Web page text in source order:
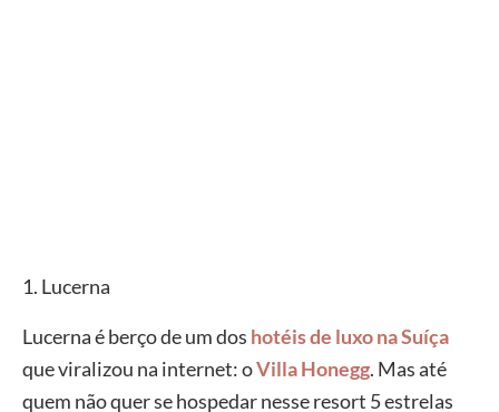
1. Lucerna
Lucerna é berço de um dos hotéis de luxo na Suíça
que viralizou na internet: oVilla Honegg. Mas até
quem não quer se hospedar nesse resort 5 estrelas